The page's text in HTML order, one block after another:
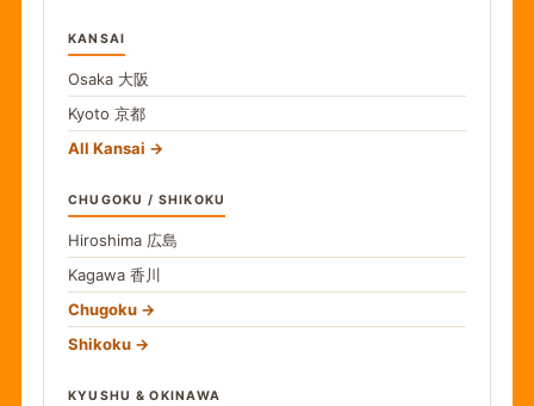
KANSAI
Osaka 大阪
Kyoto 京都
All Kansai
CHUGOKU / SHIKOKU
Hiroshima 広島
Kagawa 香川
Chugoku
Shikoku
KYUSHU & OKINAWA